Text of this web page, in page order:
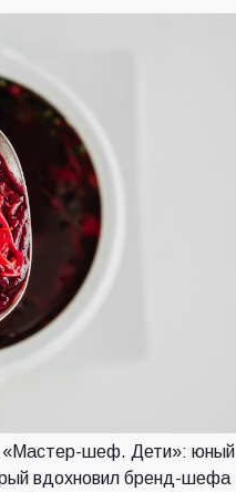
«Мастер-шеф. Дети»: юный
вдохновил бренд-шефа